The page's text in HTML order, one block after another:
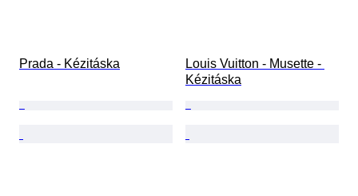
Prada - Kézitáska
Louis Vuitton - Musette -
Kézitáska